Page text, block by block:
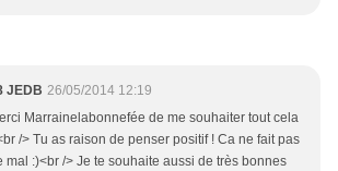
JEDB 26/05/2014 12:19
Marrainelabonnefée de me souhaiter tout cela
/> Tu as raison de penser positif ! Ca ne fait pas
mal :)<br /> Je te souhaite aussi de très bonnes